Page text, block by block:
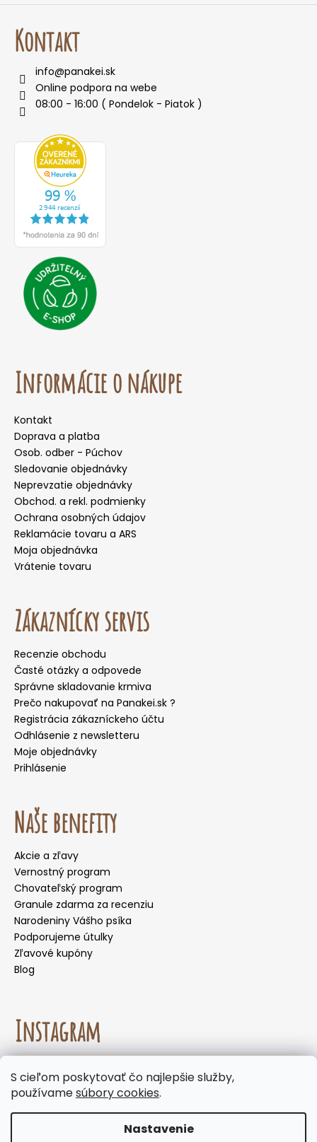
S cieľom poskytovať čo najlepšie služby,
používamesúbory cookies.
Nastavenie
mesiacov neodporúčame voliť doručenie do
samoobslužných boxov, kde môžu byť zásielky
vystavené vysokým teplotám. Keďže naše
produkty neobsahujú chemické konzervanty,
Kontakt
info@panakei.sk
Online podpora na webe
08:00 - 16:00 ( Pondelok - Piatok )
Informácie o nákupe
Kontakt
Doprava a platba
Osob. odber - Púchov
Sledovanie objednávky
Neprevzatie objednávky
Obchod. a rekl. podmienky
Ochrana osobných údajov
Reklamácie tovaru a ARS
Moja objednávka
Vrátenie tovaru
Zákaznícky servis
Recenzie obchodu
Časté otázky a odpovede
Správne skladovanie krmiva
Prečo nakupovať na Panakei.sk ?
Registrácia zákazníckeho účtu
Odhlásenie z newsletteru
Moje objednávky
Prihlásenie
Naše benefity
Akcie a zľavy
Vernostný program
Chovateľský program
Granule zdarma za recenziu
Narodeniny Vášho psíka
Podporujeme útulky
Zľavové kupóny
Blog
Instagram
Sledovať na Instagrame